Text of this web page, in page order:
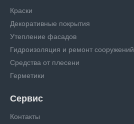
Краски
Декоративные покрытия
Утепление фасадов
Гидроизоляция и ремонт сооружений
Средства от плесени
Герметики
Сервис
Контакты